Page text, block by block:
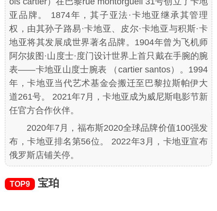
亚品牌。 1874年，其子亚法·卡地亚继承其管理
权，由其孙子路易·卡地亚、皮尔·卡地亚与积斯·卡
地亚将其发展成世界著名品牌。1904年曾为飞机师
阿尔拔图·山度士·度门设计世界上首只戴在手腕的腕
表——卡地亚山度士腕表 （cartier santos）。1994
年，卡地亚当代艺术基金会搬迁至巴黎拉斯帕伊大
道261号。 2021年7月，卡地亚成为威尼斯电影节新
任官方合作伙伴。
2020年7月，福布斯2020全球品牌价值100强发
布，卡地亚排名第56位。 2022年3月，卡地亚宣布
俄罗斯店铺关停。
TOP9 宝珀